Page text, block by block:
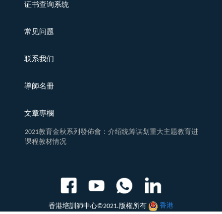
证书查询系统
常见问题
联系我们
導師名冊
文章專欄
2021教育金秋系列發佈會：介绍统筹谋划重大主题教育进
课程教材情况
香港培訓師中心©2021.版權所有 香港